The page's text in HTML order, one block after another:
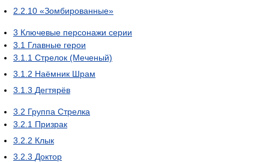
2.2.10 «Зомбированные»
3 Ключевые персонажи серии
3.1 Главные герои
3.1.1 Стрелок (Меченый)
3.1.2 Наёмник Шрам
3.1.3 Дегтярёв
3.2 Группа Стрелка
3.2.1 Призрак
3.2.2 Клык
3.2.3 Доктор